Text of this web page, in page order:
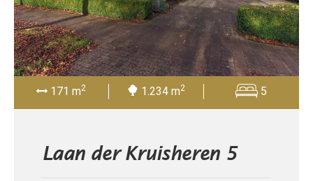
171 m2 1.234 m2 5
Laan der Kruisheren 5